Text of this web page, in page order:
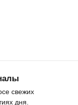
свежих
дня.